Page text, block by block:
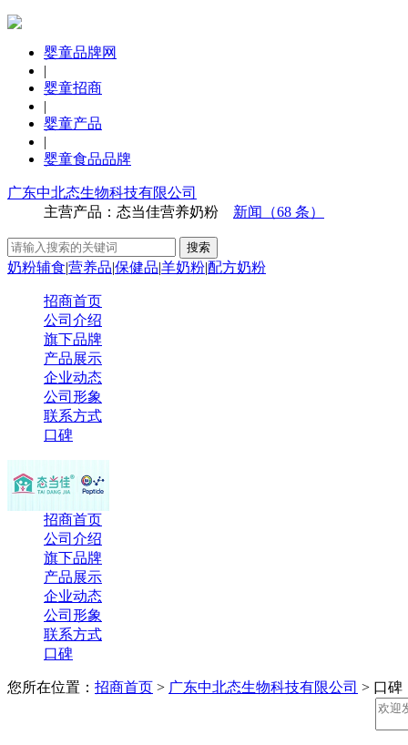
婴童品牌网
|
婴童招商
|
婴童产品
|
婴童食品品牌
广东中北态生物科技有限公司
主营产品：态当佳营养奶粉 新闻（68 条）
奶粉辅食|营养品|保健品|羊奶粉|配方奶粉
招商首页
公司介绍
旗下品牌
产品展示
企业动态
公司形象
联系方式
口碑
招商首页
公司介绍
旗下品牌
产品展示
企业动态
公司形象
联系方式
口碑
您所在位置： 招商首页 > 广东中北态生物科技有限公司 > 口碑